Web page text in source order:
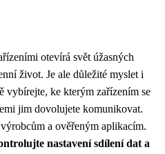
otevírá svět úžasných
život. Je ale důležité myslet i
vybírejte, ke kterým zařízením se
jim dovolujete komunikovat.
a ověřeným aplikacím.
nastavení sdílení dat a